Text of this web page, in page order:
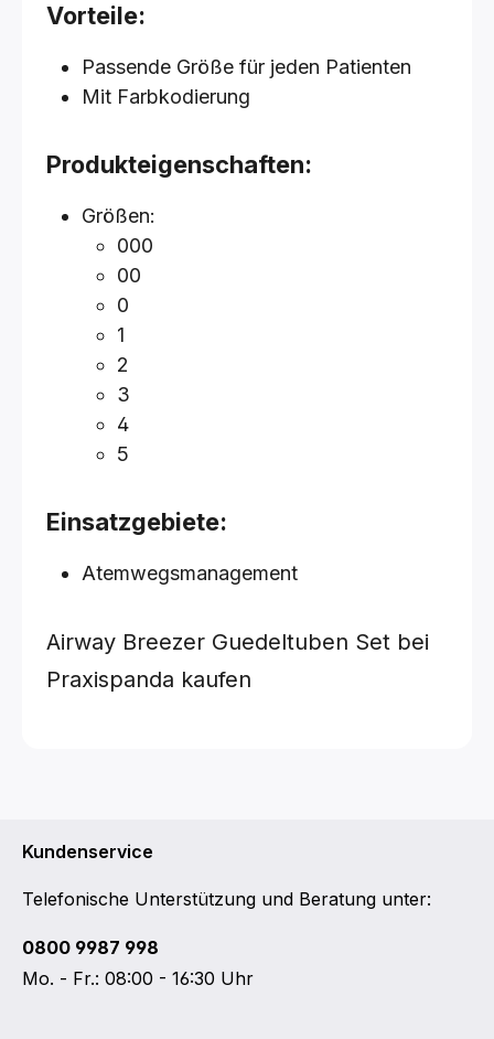
Vorteile:
Passende Größe für jeden Patienten
Mit Farbkodierung
Produkteigenschaften:
Größen:
000
00
0
1
2
3
4
5
Einsatzgebiete:
Atemwegsmanagement
Airway Breezer Guedeltuben Set bei
Praxispanda kaufen
Kundenservice
Telefonische Unterstützung und Beratung unter:
0800 9987 998
Mo. - Fr.: 08:00 - 16:30 Uhr